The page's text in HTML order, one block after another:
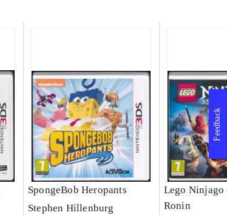
SpongeBob Heropants
Stephen Hillenburg
Lego Ninjago
Ronin
Feedback